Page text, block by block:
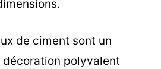
de ciment sont un
décoration polyvalent